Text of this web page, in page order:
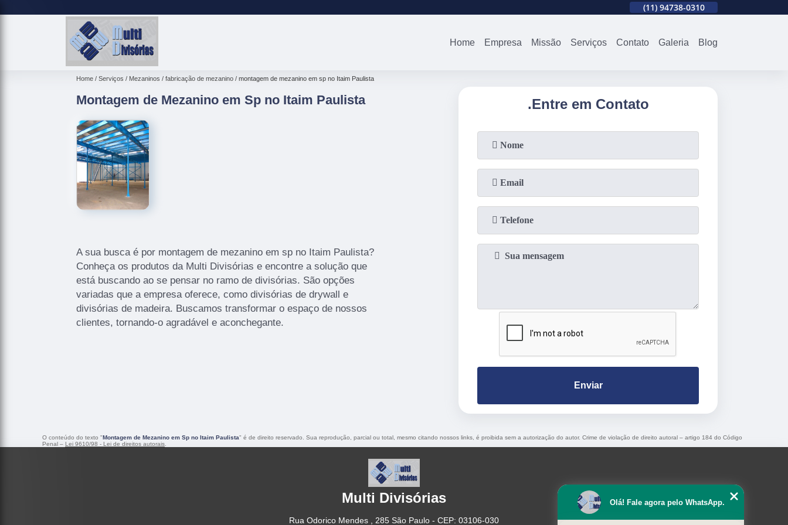
(11) 94738-0310
Home Empresa Missão Serviços Contato Galeria Blog
Home Serviços Mezaninos fabricação de mezanino montagem de mezanino em sp no Itaim Paulista
Montagem de Mezanino em Sp no Itaim Paulista
A sua busca é por montagem de mezanino em sp no Itaim Paulista?
Conheça os produtos da Multi Divisórias e encontre a solução que
está buscando ao se pensar no ramo de divisórias. São opções
variadas que a empresa oferece, como divisórias de drywall e
divisórias de madeira. Buscamos transformar o espaço de nossos
clientes, tornando-o agradável e aconchegante.
.Entre em Contato
Enviar
O conteúdo do texto "Montagem de Mezanino em Sp no Itaim Paulista" é de direito reservado. Sua reprodução, parcial ou total, mesmo citando nossos links, é proibida sem a autorização do autor. Crime de violação de direito autoral – artigo 184 do Código
Penal – Lei 9610/98 - Lei de direitos autorais
Multi Divisórias
Rua Odorico Mendes , 285 São Paulo - CEP: 03106-030
Olá! Fale agora pelo WhatsApp.